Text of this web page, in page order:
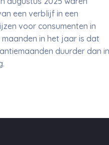
een verblijf in een
voor consumenten in
in het jaar is dat
duurder dan in